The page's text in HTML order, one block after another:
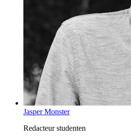
Jasper Monster
Redacteur studenten